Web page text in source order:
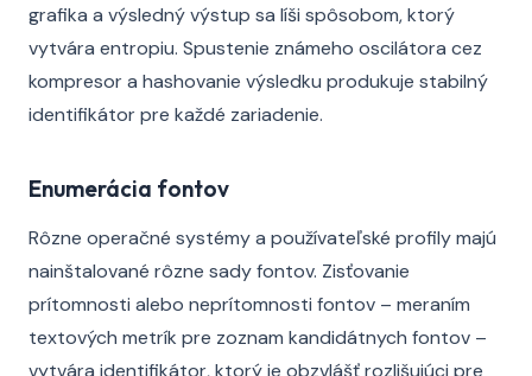
grafika a výsledný výstup sa líši spôsobom, ktorý
vytvára entropiu. Spustenie známeho oscilátora cez
kompresor a hashovanie výsledku produkuje stabilný
identifikátor pre každé zariadenie.
Enumerácia fontov
Rôzne operačné systémy a používateľské profily majú
nainštalované rôzne sady fontov. Zisťovanie
prítomnosti alebo neprítomnosti fontov – meraním
textových metrík pre zoznam kandidátnych fontov –
vytvára identifikátor, ktorý je obzvlášť rozlišujúci pre